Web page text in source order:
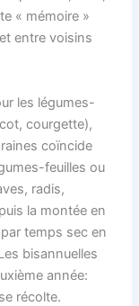
« mémoire »
entre voisins
les légumes-
courgette),
coïncide
feuilles ou
radis,
la montée en
temps sec en
bisannuelles
année:
récolte.